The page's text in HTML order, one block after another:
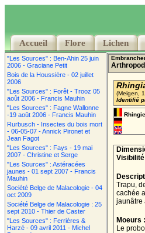
Accueil Flore Lichen
Accueil Flore Lichen
"Les Sources" : Ben-Ahin 25 juin
2006 - Graciane Petit
Bois de la Houssière - 02 juillet
2006
"Les Sources" : Forêt - Trooz 05
août 2006 - Francis Mauhin
"Les Sources" : Fagne Wallonne
-19 août 2006 - Francis Mauhin
Rurbusch - Insectes du bois mort
- 06-05-07 - Annick Pironet et
Jean Fagot
"Les Sources" : Fays - 19 mai
2007 - Christine et Serge
"Les Sources" : Astéracées
jaunes - 01 sept 2007 - Francis
Mauhin
Société Belge de Malacologie - 04
oct 2009
Société Belge de Malacologie : 25
sept 2010 - Thier de Caster
"Les Sources" : Ferrières &
Harzé - 09 avril 2011 - Michel
(Meigen,
Identifié
Trapu,
cachée
jaunâtre
Moeurs :
Le